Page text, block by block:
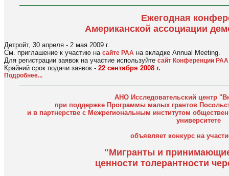
Ежегодная
Американской ассоциации
Детройт, 30 апреля - 2 мая 2009 г.
См. приглашение к участию на сайте PAA на вкладке Annual Meeting.
Для регистрации заявок на участие используйте сайт Конференции
Крайний срок подачи заявок - 22 сентября 2008 г.
Подробнее...
АНО Исследовательский центр
при поддержке Программы малых грантов
и в партнерстве с Межрегиональным институтом
университете
объявляет конкурс на
"Мигранты и
ценности толерантности